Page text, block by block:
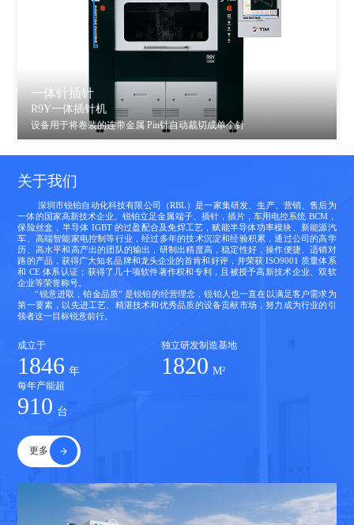
一体针插针
R9Y一体插针机
设备用于将卷装的连带金属 Pin针自动裁切成单个针
关于我们
深圳市锐铂自动化科技有限公司（RBL）是一家集研发、生产、营销、售后为
一体的国家高新技术企业。锐铂立足金属端子、插针，插片，车用电控系统 BCM，
保险丝盒，半导体 IGBT 的过盈配合及免焊工艺，赋能半导体功率模块、新能源汽
车、高端智能家电控制等行业，经过多年的技术沉淀和经验积累，通过公司的高学
历、高水平和高产出的团队的输出，研制出精度高，稳定性好，操作便捷、适销对
路的产品，获得广大知名品牌和龙头企业的首肯和好评，并荣获 ISO9001 质量体系
和 CE 体系认证；获得了几十项软件著作权和专利，且被授予高新技术企业、双软
企业等荣誉称号。
“锐意进取，铂金品质” 是锐铂的经营理念，锐铂人也一直在以满足客户需求为
第一要素，以先进工艺、精湛技术和优秀品质的设备贡献市场，努力成为行业的引
领者这一目标锐意前行。
成立于
2017 年
独立研发制造基地
2000 M²
每年产能超
1000
更多